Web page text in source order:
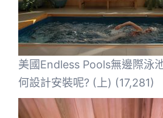
美國Endless Pools無邊際泳
何設計安裝呢? (上) (17,281)